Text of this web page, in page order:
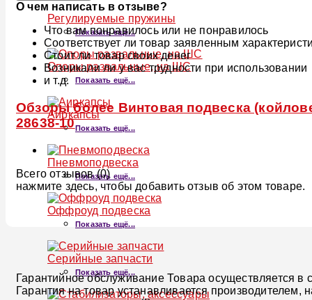
Регулируемые пружины
Показать ещё...
Опоры развальные, на ШС
Показать ещё...
Аиркапсы
Показать ещё...
Пневмоподвеска
Показать ещё...
Оффроуд подвеска
Показать ещё...
Серийные запчасти
Показать ещё...
О чем написать в отзыве?
Что вам понравилось или не понравилось
Соответствует ли товар заявленным
Стоит ли товар своих денег
Возникали ли у вас трудности при использовании
и т.д.
Обзоры более Винтовая подвеска
28638-10
Всего отзывов (0)
нажмите здесь, чтобы добавить отзыв об этом товаре.
Гарантийное обслуживание Товара осуществляется в
Гарантия на товар устанавливается